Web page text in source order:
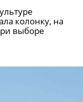
колонку, на
выборе